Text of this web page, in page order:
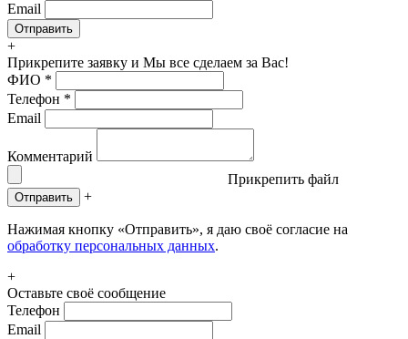
Email
+
Прикрепите заявку и Мы все сделаем за Вас!
ФИО *
Телефон *
Email
Комментарий
Прикрепить файл
Отправить +
Нажимая кнопку «Отправить», я даю своё согласие на
обработку персональных данных.
+
Оставьте своё сообщение
Телефон
Email